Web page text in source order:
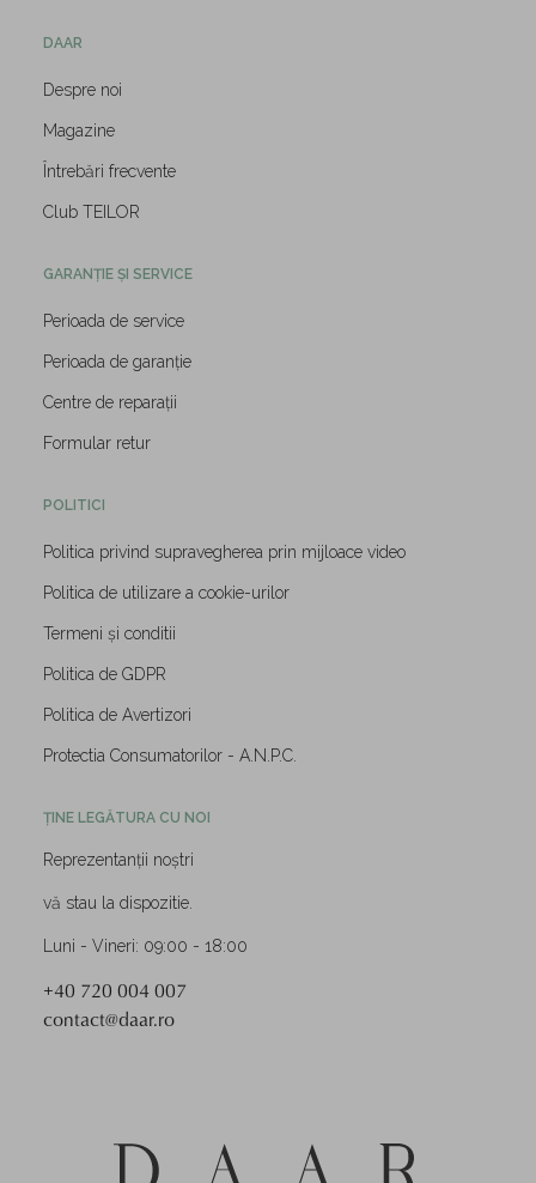
DAAR
Despre noi
Magazine
Întrebări frecvente
Club TEILOR
GARANȚIE ȘI SERVICE
Perioada de service
Perioada de garanție
Centre de reparații
Formular retur
POLITICI
Politica privind supravegherea prin mijloace video
Politica de utilizare a cookie-urilor
Termeni și conditii
Politica de GDPR
Politica de Avertizori
Protectia Consumatorilor - A.N.P.C.
ȚINE LEGĂTURA CU NOI
Reprezentanții noștri
vă stau la dispozitie.
Luni - Vineri: 09:00 - 18:00
+40 720 004 007
contact@daar.ro